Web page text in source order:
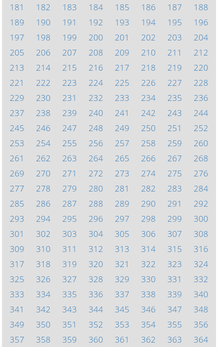
181
182 183 184 185 186 187
188
189
190 191 192 193 194 195
196
197
198 199 200 201 202 203
204
205
206 207 208 209 210 211
212
213
214 215 216 217 218 219
220
221
222 223 224 225 226 227
228
229
230 231 232 233 234 235
236
237
238 239 240 241 242 243
244
245
246 247 248 249 250 251
252
253
254 255 256 257 258 259
260
261
262 263 264 265 266 267
268
269
270 271 272 273 274 275
276
277
278 279 280 281 282 283
284
285
286 287 288 289 290 291
292
293
294 295 296 297 298 299
300
301
302 303 304 305 306 307
308
309
310 311 312 313 314 315
316
317
318 319 320 321 322 323
324
325
326 327 328 329 330 331
332
333
334 335 336 337 338 339
340
341
342 343 344 345 346 347
348
349
350 351 352 353 354 355
356
357
358 359 360 361 362 363 364